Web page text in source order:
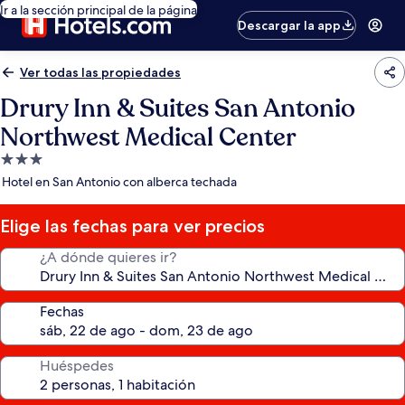
Ir a la sección principal de la página
Descargar la app
Ver todas las propiedades
Drury Inn & Suites San Antonio
Northwest Medical Center
Propiedad
de
estrellas
Hotel en San Antonio con alberca techada
Elige las fechas para ver precios
¿A dónde quieres ir?
Fechas
Huéspedes